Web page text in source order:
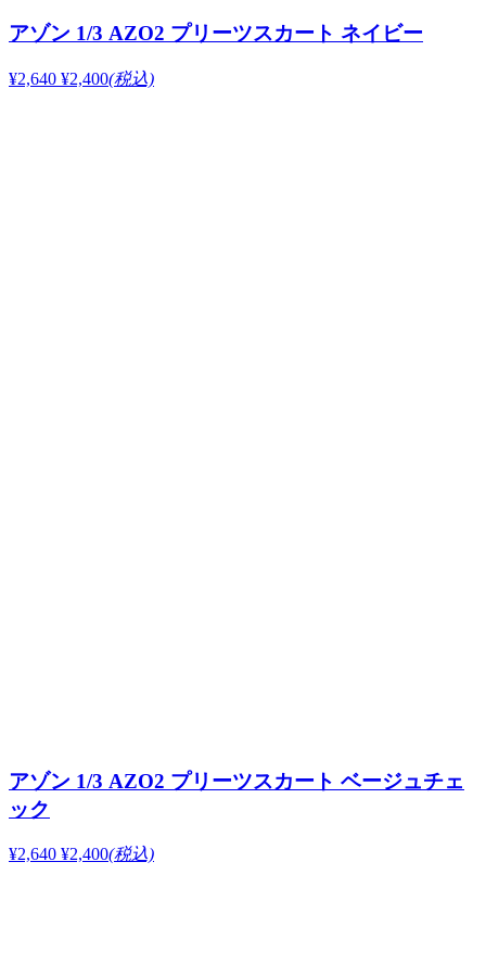
アゾン 1/3 AZO2 プリーツスカート ネイビー
¥2,640 ¥2,400(税込)
アゾン 1/3 AZO2 プリーツスカート ベージュチェ
ック
¥2,640 ¥2,400(税込)